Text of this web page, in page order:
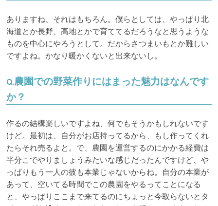
ありますね、それはもちろん。僕らとしては、やっぱり北
海道とか長野、高地とかで育ててるだろうなと思うような
ものを中心にやろうとして。だからさつまいもとか難しい
ですよね。かなり暖かくないと出来ないし。
Q.農園での野菜作りにはまった魅力はなんです
か？
作るの結構楽しいですよね、何でもそうかもしれないです
けど。最初は、自分がお店持ってるから、もし作ってくれ
たらそれ売るよと。で、農園を運営するのにかかる経費は
半分こでやりましょうみたいな感じだったんですけど、や
っぱりもう一人の彼も本業じゃないからね。自分の本業が
あって、空いてる時間でこの農園をやるってことになる
と、やっぱりここまで来てるのにちょっと今取らないとタ